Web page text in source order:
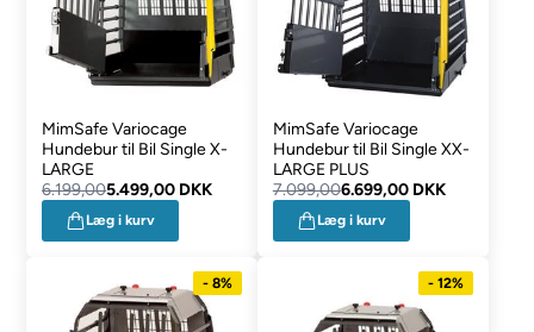
MimSafe Variocage
Hundebur til Bil Single X-
LARGE
6.199,005.499,00 DKK
Læg i kurv
MimSafe Variocage
Hundebur til Bil Single XX-
LARGE PLUS
7.099,006.699,00 DKK
Læg i kurv
- 8% - 12%